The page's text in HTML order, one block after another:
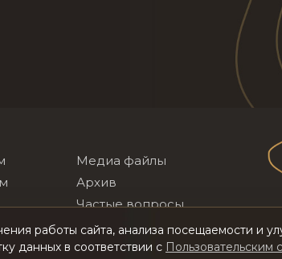
Медиа файлы
Архив
Частые вопросы
Контакты
работы сайта, анализа посещаемости и
данных в соответствии с Пользовательским